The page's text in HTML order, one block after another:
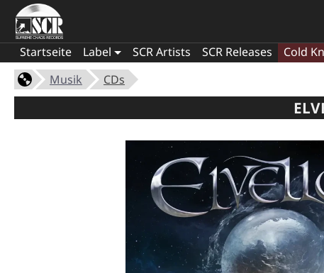
Startseite Label SCR Artists SCR Releases Cold
Musik
CDs